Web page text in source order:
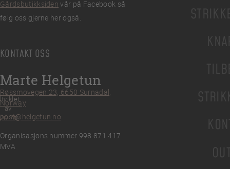
Gårdsbutikksiden vår på Facebook så
følg oss gjerne her også.
KONTAKT OSS
Marte Helgetun
Røssmovegen 23, 6650 Surnadal,
Norway
post@helgetun.no
Organisasjons nummer 998 871 417
MVA
av